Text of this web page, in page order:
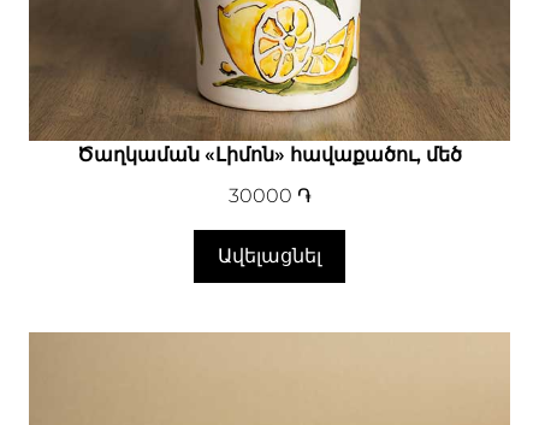
Ծաղկաման «Լիմոն» հավաքածու, մեծ
30000 ֏
Ավելացնել